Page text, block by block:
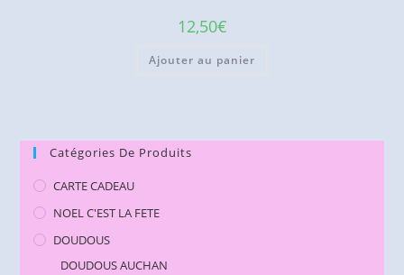
12,50€
Ajouter au panier
Catégories De Produits
CARTE CADEAU
NOEL C'EST LA FETE
DOUDOUS
DOUDOUS AUCHAN